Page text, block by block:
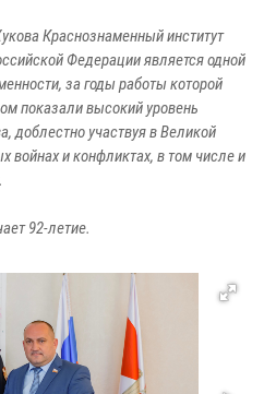
Краснознаменный институт
Федерации является одной
за годы работы которой
показали высокий уровень
доблестно участвуя в Великой
войнах и конфликтах, в том числе и
92-летие.